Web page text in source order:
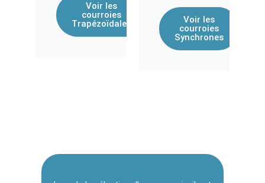
Voir les
courroies
Trapézoïdales
Voir les
courroies
Synchrones